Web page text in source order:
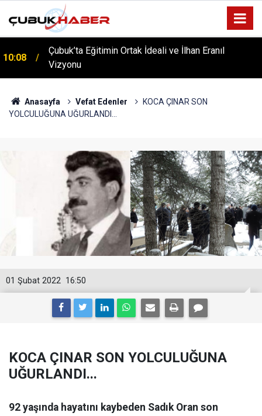
12:06
ÇUBUK’TA ‘YAZA MERHABA’ COŞKUSU: Kursiyerler
Gönüllerince Eğlendi!
Anasayfa Vefat Edenler
KOCA ÇINAR SON
YOLCULUĞUNA UĞURLANDI...
16:50
01 Şubat 2022
KOCA ÇINAR SON YOLCULUĞUNA
UĞURLANDI...
92 yaşında hayatını kaybeden Sadık Oran son